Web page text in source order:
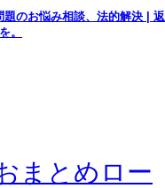
題のお悩み相談、法的解決 | 返
。
まとめロー